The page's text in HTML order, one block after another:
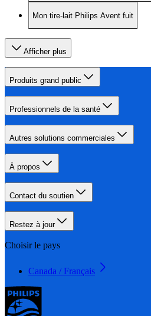
Mon tire-lait Philips Avent fuit
Afficher plus
Produits grand public
Professionnels de la santé
Autres solutions commerciales
À propos
Contact du soutien
Restez à jour
Choisir le pays
Canada / Français